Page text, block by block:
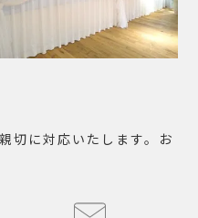
切に対応いたします。お